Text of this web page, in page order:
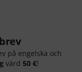
på engelska och
värd 50 €!